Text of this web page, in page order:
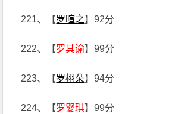
221、【罗暄之】92分
222、【罗其谕】99分
223、【罗栩朵】94分
224、【罗婴琪】99分